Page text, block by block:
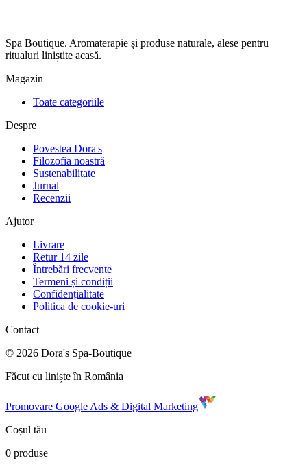
Spa Boutique. Aromaterapie și produse naturale, alese pentru
ritualuri liniștite acasă.
Magazin
Toate categoriile
Despre
Povestea Dora's
Filozofia noastră
Sustenabilitate
Jurnal
Recenzii
Ajutor
Livrare
Retur 14 zile
Întrebări frecvente
Termeni și condiții
Confidențialitate
Politica de cookie-uri
Contact
© 2026 Dora's Spa-Boutique
Făcut cu liniște în România
Promovare Google Ads & Digital Marketing
Coșul tău
0 produse